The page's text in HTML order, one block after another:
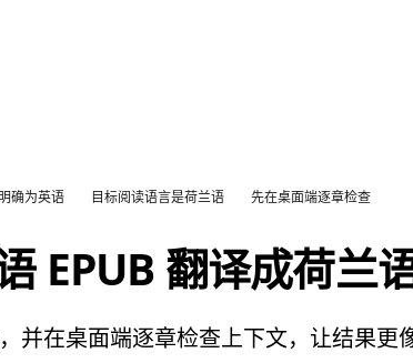
确为英语 目标阅读语言是荷兰语 先在桌面端逐章检查
EPUB 翻译成荷兰
并在桌面端逐章检查上下文，让结果